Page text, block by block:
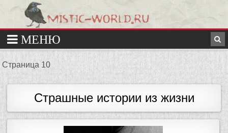
Страница 10
Страшные истории из жизни